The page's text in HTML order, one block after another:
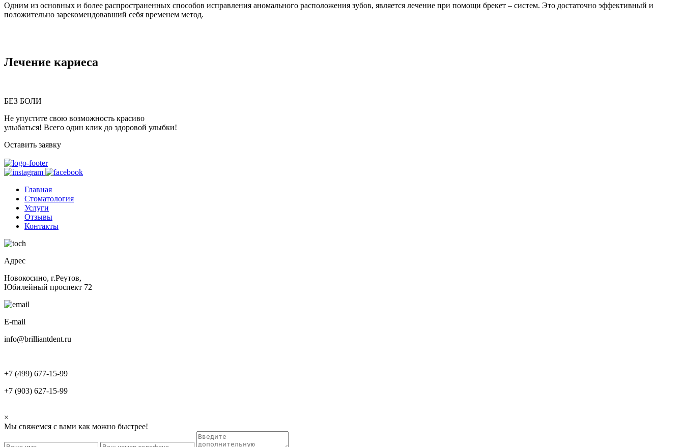
Одним из основных и более распространенных способов исправления аномального расположения зубов, является лечение при помощи брекет – систем. Это достаточно эффективный и
положительно зарекомендовавший себя временем метод.
Лечение кариеса
БЕЗ БОЛИ
Не упустите свою возможность красиво
улыбаться! Всего один клик до здоровой улыбки!
Оставить заявку
Главная
Стоматология
Услуги
Отзывы
Контакты
Адрес
Новокосино, г.Реутов,
Юбилейный проспект 72
E-mail
info@brilliantdent.ru
+7 (499) 677-15-99
+7 (903) 627-15-99
×
Мы свяжемся с вами как можно быстрее!